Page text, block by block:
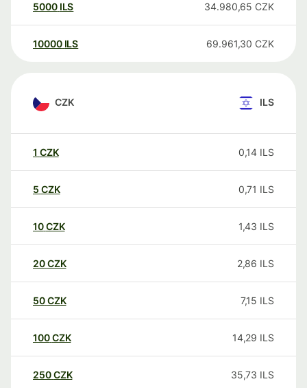
5000 ILS 34.980,65 CZK
10000 ILS 69.961,30 CZK
CZK ILS
1 CZK 0,14 ILS
5 CZK 0,71 ILS
10CZK 1,43 ILS
20CZK 2,86 ILS
50CZK 7,15 ILS
100CZK 14,29 ILS
250CZK 35,73 ILS